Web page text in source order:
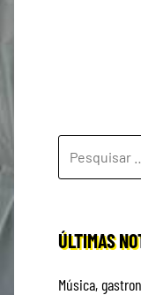
POR:
ÚLTIMAS
Música,